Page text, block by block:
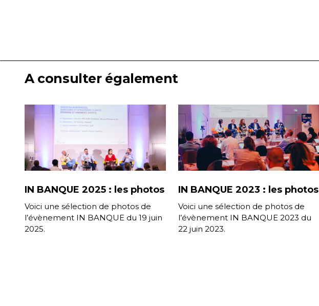
A consulter également
IN BANQUE 2025 : les photos
Voici une sélection de photos de
l’évènement IN BANQUE du 19 juin
2025.
IN BANQUE 2023 : les photos
Voici une sélection de photos de
l’évènement IN BANQUE 2023 du
22 juin 2023.